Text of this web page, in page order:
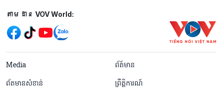
Mạng xã hội
តាមដាន VOV World:
menu footer tiếng Khmer
Media
ព័ត៍មាន
ព័តមានសំខាន់
ព្រឹត្តិការណ៍